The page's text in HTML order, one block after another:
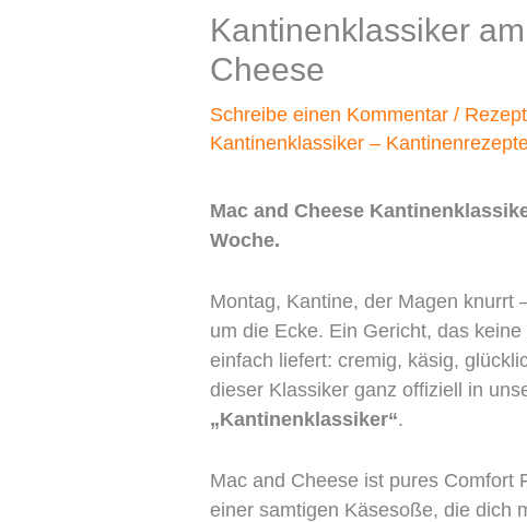
Kantinenklassiker
Cheese
Schreibe einen Kommentar /
Kantinenklassiker –
Mac and Cheese
Woche.
Montag, Kantine, der Magen knurrt
um die Ecke. Ein Gericht, das
einfach liefert: cremig, käsig,
dieser Klassiker ganz offiziell in
„Kantinenklassiker“.
Mac and Cheese ist pures Comfort
einer samtigen Käsesoße, die dich